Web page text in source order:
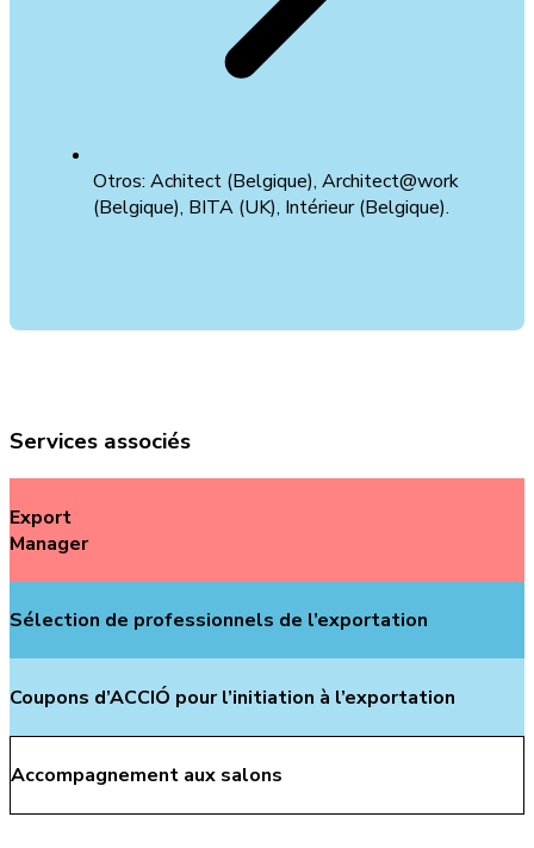
Otros: Achitect (Belgique), Architect@work
(Belgique), BITA (UK), Intérieur (Belgique).
Services associés
Export
Manager
Sélection de professionnels de l’exportation
Coupons d’ACCIÓ pour l’initiation à l’exportation
Accompagnement aux salons